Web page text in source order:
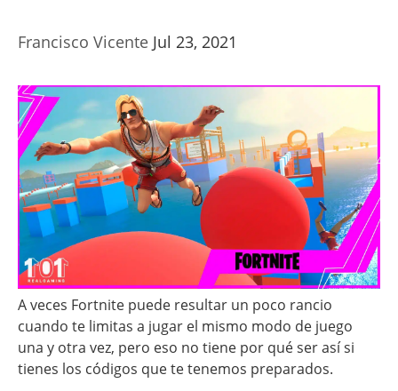
Francisco Vicente Jul 23, 2021
A veces Fortnite puede resultar un poco rancio
cuando te limitas a jugar el mismo modo de juego
una y otra vez, pero eso no tiene por qué ser así si
tienes los códigos que te tenemos preparados.